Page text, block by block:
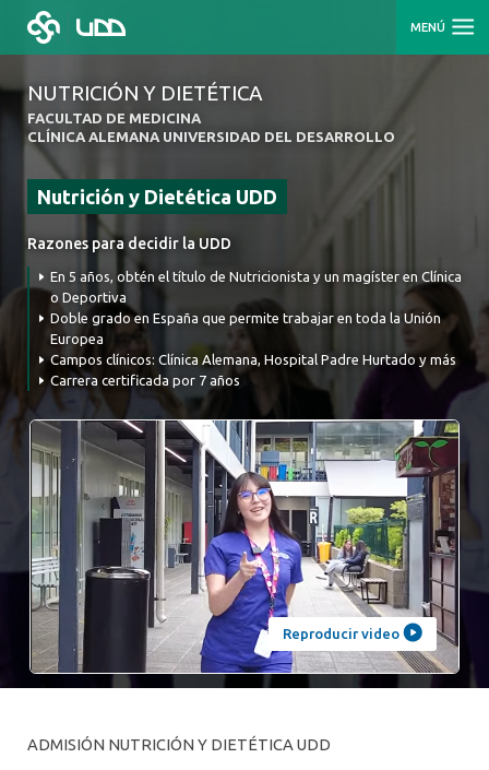
MENÚ
NUTRICIÓN Y DIETÉTICA
FACULTAD DE MEDICINA
CLÍNICA ALEMANA UNIVERSIDAD DEL DESARROLLO
Nutrición y Dietética UDD
Razones para decidir la UDD
En 5 años, obtén el título de Nutricionista y un magíster en Clínica
o Deportiva
Doble grado en España que permite trabajar en toda la Unión
Europea
Campos clínicos: Clínica Alemana, Hospital Padre Hurtado y más
Carrera certificada por 7 años
Reproducir video
ADMISIÓN NUTRICIÓN Y DIETÉTICA UDD